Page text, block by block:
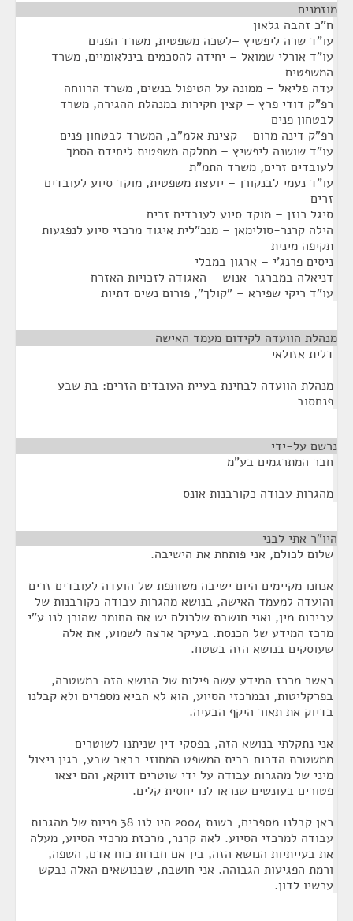
מוזמנים
ח"כ זהבה גלאון
עו"ד שרה ליפשיץ –לשכה משפטית, משרד הפנים
עו"ד אורלי שמואל – יחידה להסכמים בינלאומיים, משרד
המשפטים
עדה פליאל – ממונה על הטיפול בנשים, משרד הרווחה
רפ"ק דודי פרץ – קצין חקירות במנהלת ההגירה, משרד
לבטחון פנים
רפ"ק דינה מרום – קצינת אלמ"ב, המשרד לבטחון פנים
עו"ד שושנה ליפשיץ – מחלקה משפטית ליחידת הסמך
לעובדים זרים, משרד התמ"ת
עו"ד נעמי לבנקורן – יועצת משפטית, מוקד סיוע לעובדים
זרים
סיגל רוזן – מוקד סיוע לעובדים זרים
הילה קרנר-סולימאן – מנכ"לית איגוד מרכזי סיוע לנפגעות
תקיפה מינית
ניסים פרנג'י – ארגון במבלי
דניאלה במברגר-אנוש – האגודה לזכויות האזרח
עו"ד ריקי שפירא – "קולך", פורום נשים דתיות
מנהלת הוועדה לקידום מעמד האישה
דלית אזולאי
מנהלת הוועדה לבחינת בעיית העובדים הזרים: בת שבע
פנחסוב
נרשם על-ידי
חבר המתרגמים בע"מ
מהגרות עבודה כקורבנות אונס
היו"ר אתי לבני
שלום לכולם, אני פותחת את הישיבה.
אנחנו מקיימים היום ישיבה משותפת של הועדה לעובדים זרים
והועדה למעמד האישה, בנושא מהגרות עבודה כקורבנות של
עבירות מין, ואני חושבת שלכולם יש את החומר שהוכן לנו ע"י
מרכז המידע של הכנסת. בעיקר ארצה לשמוע, את אלה
שעוסקים בנושא הזה בשטח.
כאשר מרכז המידע עשה פילוח של הנושא הזה במשטרה,
בפרקליטות, ובמרכזי הסיוע, הוא לא הביא מספרים ולא קבלנו
בדיוק את תאור היקף הבעיה.
אני נתקלתי בנושא הזה, בפסקי דין שניתנו לשוטרים
ממשטרת הדרום בבית המשפט המחוזי בבאר שבע, בגין ניצול
מיני של מהגרות עבודה על ידי שוטרים דווקא, והם יצאו
פטורים בעונשים שנראו לנו יחסית קלים.
כאן קבלנו מספרים, בשנת 2004 היו לנו 38 פניות של מהגרות
עבודה למרכזי הסיוע. לאה קרנר, מרכזת מרכזי הסיוע, מעלה
את בעייתיות הנושא הזה, בין אם חברות כוח אדם, השפה,
ורמת הפגיעות הגבוהה. אני חושבת, שבנושאים האלה נבקש
עכשיו לדון.